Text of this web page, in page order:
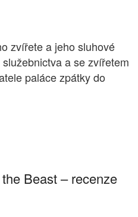
zvířete a jeho sluhové
a se zvířetem
paláce zpátky do
Beast – recenze